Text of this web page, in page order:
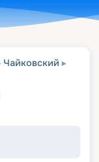
Чайковский